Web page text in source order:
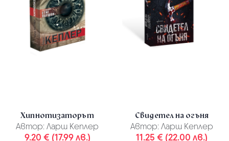
Хипнотизаторът
Автор: Ларш Кеплер
9.20 € (17.99 лв.)
Свидетел на огъня
Автор: Ларш Кеплер
11.25 € (22.00 лв.)